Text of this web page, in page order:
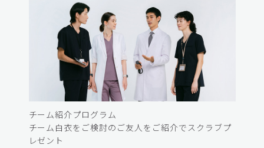
チーム紹介プログラム
チーム白衣をご検討のご友人をご紹介でスクラブプ
レゼント